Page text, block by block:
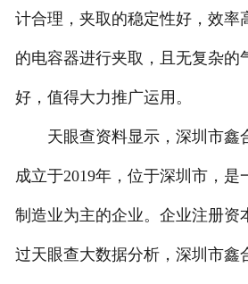
计合理，夹取的稳定性好，效率
的电容器进行夹取，且无复杂的
好，值得大力推广运用。
天眼查资料显示，深圳市鑫
成立于2019年，位于深圳市，是
制造业为主的企业。企业注册资
过天眼查大数据分析，深圳市鑫